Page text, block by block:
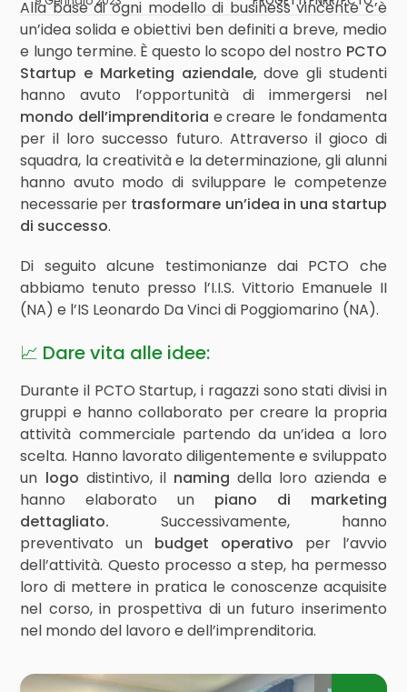
Alla base di ogni modello di business vincente c’è
un’idea solida e obiettivi ben definiti a breve, medio
e lungo termine. È questo lo scopo del nostro PCTO
Startup e Marketing aziendale, dove gli studenti
hanno avuto l’opportunità di immergersi nel
mondo dell’imprenditoria e creare le fondamenta
per il loro successo futuro. Attraverso il gioco di
squadra, la creatività e la determinazione, gli alunni
hanno avuto modo di sviluppare le competenze
necessarie per trasformare un’idea in una startup
di successo.
Di seguito alcune testimonianze dai PCTO che
abbiamo tenuto presso l’I.I.S. Vittorio Emanuele II
(NA) e l’IS Leonardo Da Vinci di Poggiomarino (NA).
📈 Dare vita alle idee:
Durante il PCTO Startup, i ragazzi sono stati divisi in
gruppi e hanno collaborato per creare la propria
attività commerciale partendo da un’idea a loro
scelta. Hanno lavorato diligentemente e sviluppato
un logo distintivo, il naming della loro azienda e
hanno elaborato un piano di marketing
dettagliato. Successivamente, hanno
preventivato un budget operativo per l’avvio
dell’attività. Questo processo a step, ha permesso
loro di mettere in pratica le conoscenze acquisite
nel corso, in prospettiva di un futuro inserimento
nel mondo del lavoro e dell’imprenditoria.